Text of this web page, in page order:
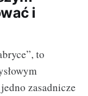
i
to
zasadnicze